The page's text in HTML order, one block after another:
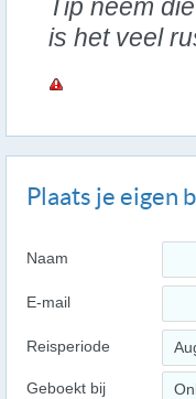
Tip neem
is het veel
Plaats je eigen
Naam
E-mail
Reisperiode
Geboekt bij